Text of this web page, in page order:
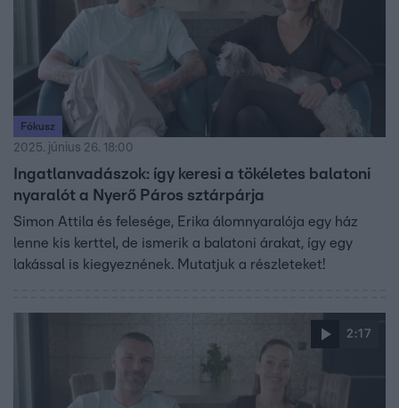
Fókusz
2025. június 26. 18:00
Ingatlanvadászok: így keresi a tökéletes balatoni
nyaralót a Nyerő Páros sztárpárja
Simon Attila és felesége, Erika álomnyaralója egy ház
lenne kis kerttel, de ismerik a balatoni árakat, így egy
lakással is kiegyeznének. Mutatjuk a részleteket!
2:17